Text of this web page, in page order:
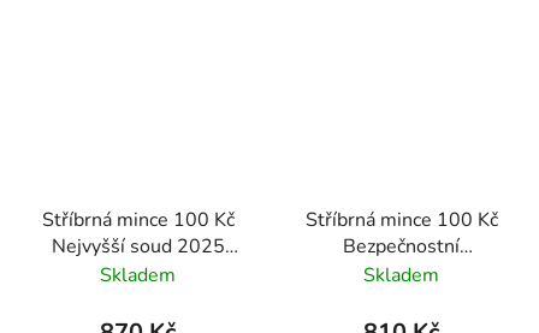
Stříbrná mince 100 Kč
Nejvyšší soud 2025
proof
Skladem
Stříbrná mince 100 Kč
Bezpečnostní
informační služba 2024
Skladem